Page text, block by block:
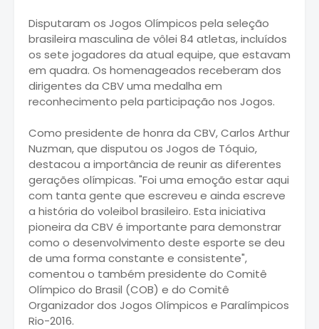
Disputaram os Jogos Olímpicos pela seleção
brasileira masculina de vôlei 84 atletas, incluídos
os sete jogadores da atual equipe, que estavam
em quadra. Os homenageados receberam dos
dirigentes da CBV uma medalha em
reconhecimento pela participação nos Jogos.
Como presidente de honra da CBV, Carlos Arthur
Nuzman, que disputou os Jogos de Tóquio,
destacou a importância de reunir as diferentes
gerações olímpicas. "Foi uma emoção estar aqui
com tanta gente que escreveu e ainda escreve
a história do voleibol brasileiro. Esta iniciativa
pioneira da CBV é importante para demonstrar
como o desenvolvimento deste esporte se deu
de uma forma constante e consistente",
comentou o também presidente do Comitê
Olímpico do Brasil (COB) e do Comitê
Organizador dos Jogos Olímpicos e Paralímpicos
Rio-2016.